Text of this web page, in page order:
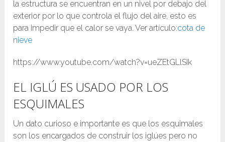
la estructura se encuentran en un nivel por debajo del
exterior por lo que controla el flujo del aire, esto es
para impedir que el calor se vaya. Ver artículo:cota de
nieve
https://www.youtube.com/watch?v=ueZEtGLlSIk
EL IGLÚ ES USADO POR LOS
ESQUIMALES
Un dato curioso e importante es que los esquimales
son los encargados de construir los iglúes pero no